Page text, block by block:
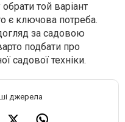
той варіант
є ключова потреба.
за садовою
подбати про
садової техніки.
джерела